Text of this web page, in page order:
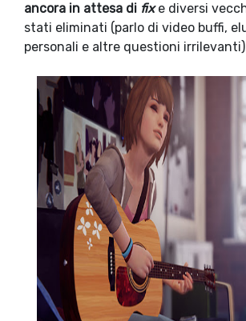
ancora in attesa di fix e diversi
stati eliminati (parlo di video buffi,
personali e altre questioni